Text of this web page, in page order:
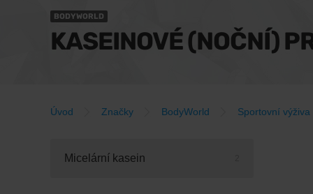
BODYWORLD
KASEINOVÉ (NOČNÍ)
Úvod Značky BodyWorld Sportovní výživa
Micelární kasein